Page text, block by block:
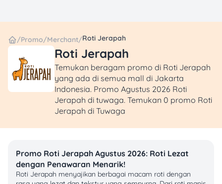
/Promo/Merchant/Roti Jerapah
Roti Jerapah
Temukan beragam promo di Roti Jerapah
yang ada di semua mall di Jakarta
Indonesia. Promo Agustus 2026 Roti
Jerapah di tuwaga. Temukan 0 promo Roti
Jerapah di Tuwaga
Promo Roti Jerapah Agustus 2026: Roti Lezat
dengan Penawaran Menarik!
Roti Jerapah menyajikan berbagai macam roti dengan